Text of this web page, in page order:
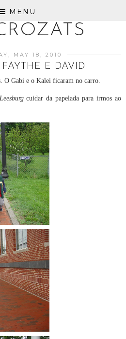
MENU
MAY 18, 2010
E DAVID
O Gabi e o Kalei ficaram no carro.
Leesburgcuidar da papelada para irmos ao